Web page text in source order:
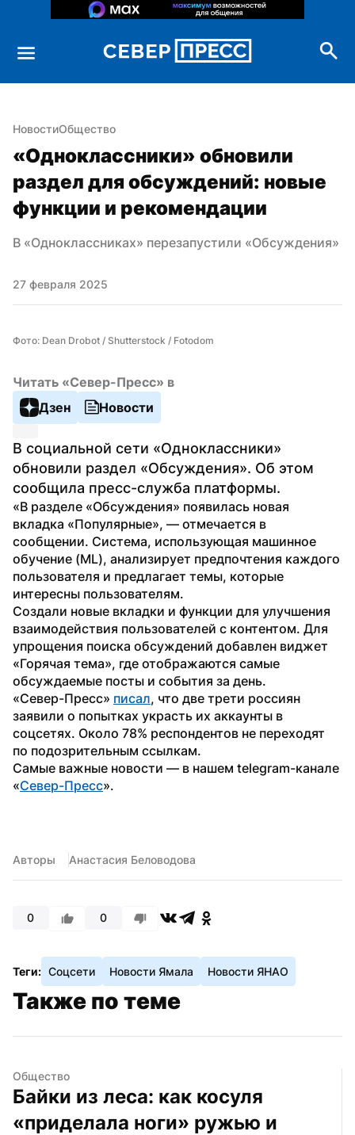
НовостиОбщество
«Одноклассники» обновили
раздел для обсуждений: новые
функции и рекомендации
В «Одноклассниках» перезапустили «Обсуждения»
27 февраля 2025
Фото: Dean Drobot / Shutterstock / Fotodom
Читать «Север-Пресс» в
Дзен
Новости
В социальной сети «Одноклассники»
обновили раздел «Обсуждения». Об этом
сообщила пресс-служба платформы.
«В разделе «Обсуждения» появилась новая
вкладка «Популярные», — отмечается в
сообщении. Система, использующая машинное
обучение (ML), анализирует предпочтения каждого
пользователя и предлагает темы, которые
интересны пользователям.
Создали новые вкладки и функции для улучшения
взаимодействия пользователей с контентом. Для
упрощения поиска обсуждений добавлен виджет
«Горячая тема», где отображаются самые
обсуждаемые посты и события за день.
«Север-Пресс» писал, что две трети россиян
заявили о попытках украсть их аккаунты в
соцсетях. Около 78% респондентов не переходят
по подозрительным ссылкам.
Самые важные новости — в нашем telegram-канале
«Север-Пресс».
Авторы Анастасия Беловодова
0 0
Теги: Соцсети Новости Ямала Новости ЯНАО
Также по теме
Общество
Байки из леса: как косуля
«приделала ноги» ружью и